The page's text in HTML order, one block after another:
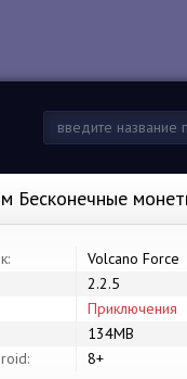
Бесконечные
Volcano Force
2.2.5
Приключения
134MB
8+